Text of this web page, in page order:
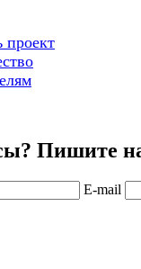
проект
Пишите
E-mail